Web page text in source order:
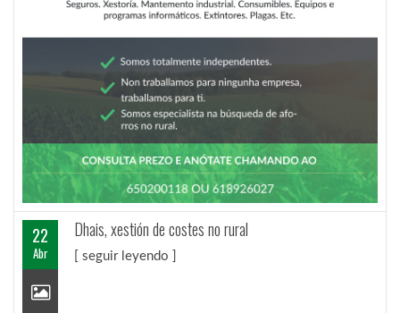
22
Abr
Dhais, xestión de costes no rural
[ seguir leyendo ]